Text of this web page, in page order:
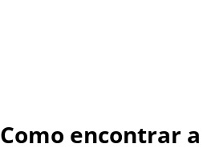
Como encontrar